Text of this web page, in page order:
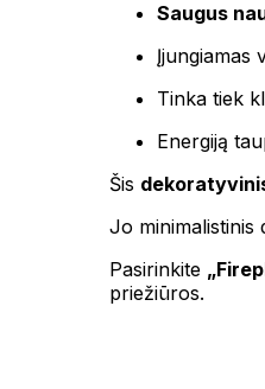
Saugus
Įjungiamas
Tinka tiek
Energiją
Šis
Jo minimalistinis
Pasirinkite
priežiūros.